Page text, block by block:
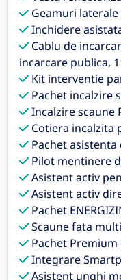
Geamuri
Inchidere
Cablu de
incarcare publica,
Kit interventie
Pachet incalzire
Incalzire scaune
Cotiera incalzita
Pachet asistenta
Pilot mentinere
Asistent activ
Asistent activ
Pachet
Scaune fata
Pachet Premium
Integrare
Asistent unghi